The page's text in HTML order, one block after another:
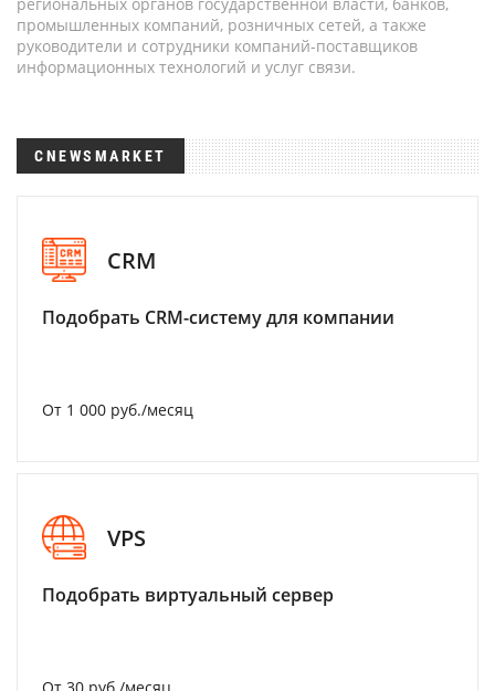
промышленных компаний, розничных сетей, а также
руководители и сотрудники компаний-поставщиков
информационных технологий и услуг связи.
CNEWSMARKET
CRM
Подобрать CRM-систему для компании
От 1 000 руб./месяц
VPS
Подобрать виртуальный сервер